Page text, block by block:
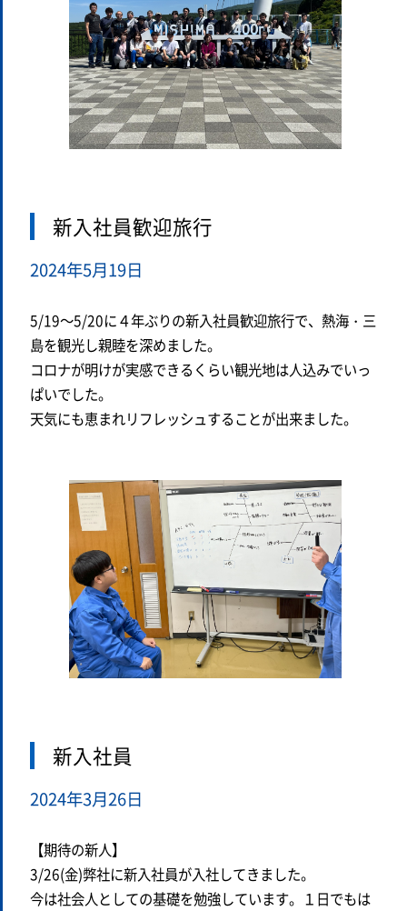
新入社員歓迎旅行
2024年5月19日
5/19～5/20に４年ぶりの新入社員歓迎旅行で、熱海・三
島を観光し親睦を深めました。
コロナが明けが実感できるくらい観光地は人込みでいっ
ぱいでした。
天気にも恵まれリフレッシュすることが出来ました。
新入社員
2024年3月26日
【期待の新人】
3/26(金)弊社に新入社員が入社してきました。
今は社会人としての基礎を勉強しています。１日でもは